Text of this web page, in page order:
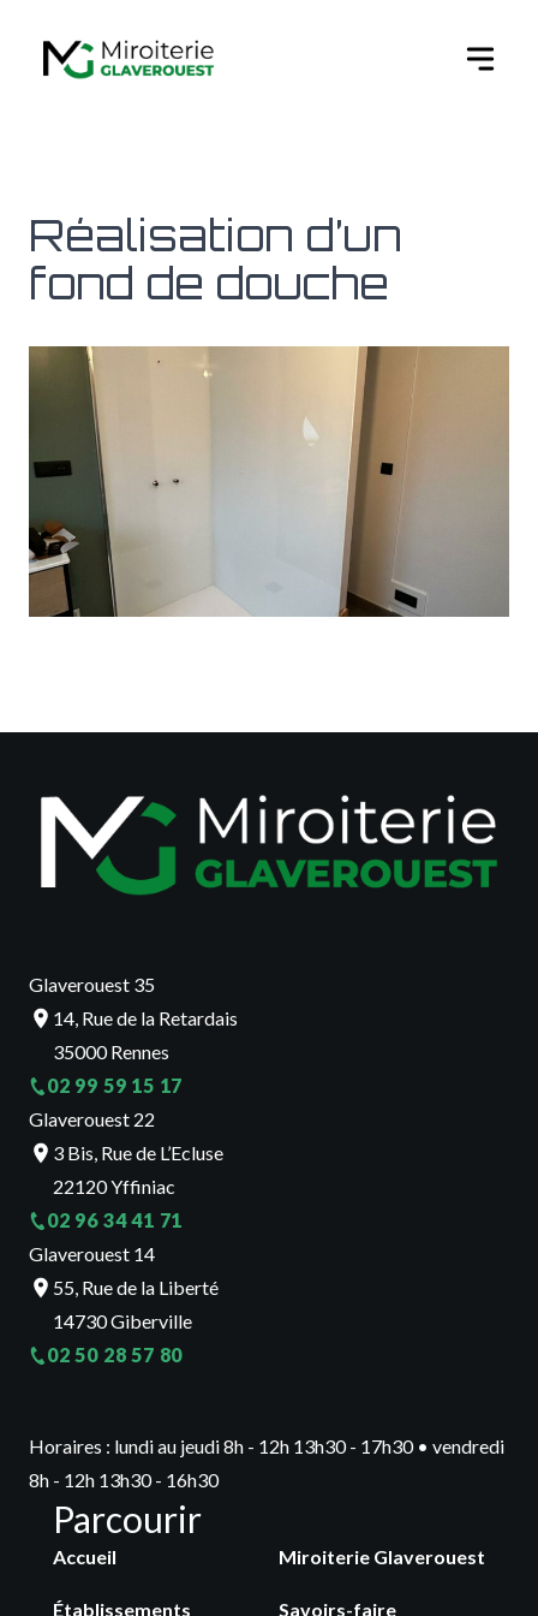
Réalisation d’un
fond de douche
Glaverouest 35
14, Rue de la Retardais
35000 Rennes
02 99 59 15 17
Glaverouest 22
3 Bis, Rue de L’Ecluse
22120 Yffiniac
02 96 34 41 71
Glaverouest 14
55, Rue de la Liberté
14730 Giberville
02 50 28 57 80
Horaires : lundi au jeudi 8h - 12h 13h30 - 17h30 • vendredi
8h - 12h 13h30 - 16h30
Parcourir
Accueil Miroiterie Glaverouest
Établissements Savoirs-faire